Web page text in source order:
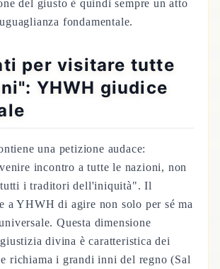
del giusto è quindi sempre un atto
fondamentale.
per visitare tutte
YHWH giudice
una petizione audace:
incontro a tutte le nazioni, non
tutti i traditori dell'iniquità". Il
a YHWH di agire non solo per sé ma
Questa dimensione
divina è caratteristica dei
e richiama i grandi inni del regno (Sal